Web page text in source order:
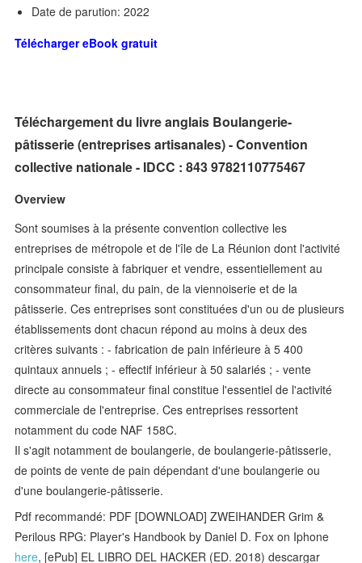
Date de parution: 2022
Télécharger eBook gratuit
Téléchargement du livre anglais Boulangerie-
pâtisserie (entreprises artisanales) - Convention
collective nationale - IDCC : 843 9782110775467
Overview
Sont soumises à la présente convention collective les
entreprises de métropole et de l'île de La Réunion dont l'activité
principale consiste à fabriquer et vendre, essentiellement au
consommateur final, du pain, de la viennoiserie et de la
pâtisserie. Ces entreprises sont constituées d'un ou de plusieurs
établissements dont chacun répond au moins à deux des
critères suivants : - fabrication de pain inférieure à 5 400
quintaux annuels ; - effectif inférieur à 50 salariés ; - vente
directe au consommateur final constitue l'essentiel de l'activité
commerciale de l'entreprise. Ces entreprises ressortent
notamment du code NAF 158C.
Il s'agit notamment de ­boulangerie, de boulangerie-pâtisserie,
de points de vente de pain dépendant d'une boulangerie ou
d'une boulangerie-pâtisserie.
Pdf recommandé: PDF [DOWNLOAD] ZWEIHANDER Grim &
Perilous RPG: Player's Handbook by Daniel D. Fox on Iphone
here, [ePub] EL LIBRO DEL HACKER (ED. 2018) descargar